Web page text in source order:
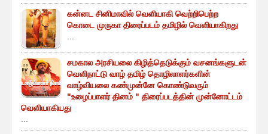
கன்னட சினிமாவில் வெளியாகி வெற்றிபெற்ற
கொடை முருகா திரைப்படம் தமிழில் வெளியாகிறது
சமகால அரசியலை கிழித்தெடுக்கும் வசனங்களுடன்
வெளிநாட்டு வாழ் தமிழ் தொழிலாளர்களின்
வாழ்வியலை கண்முன்னே கொண்டுவரும்
"உழைப்பாளர் தினம் " திரைப்படத்தின் முன்னோட்டம்
வெளியாகியது